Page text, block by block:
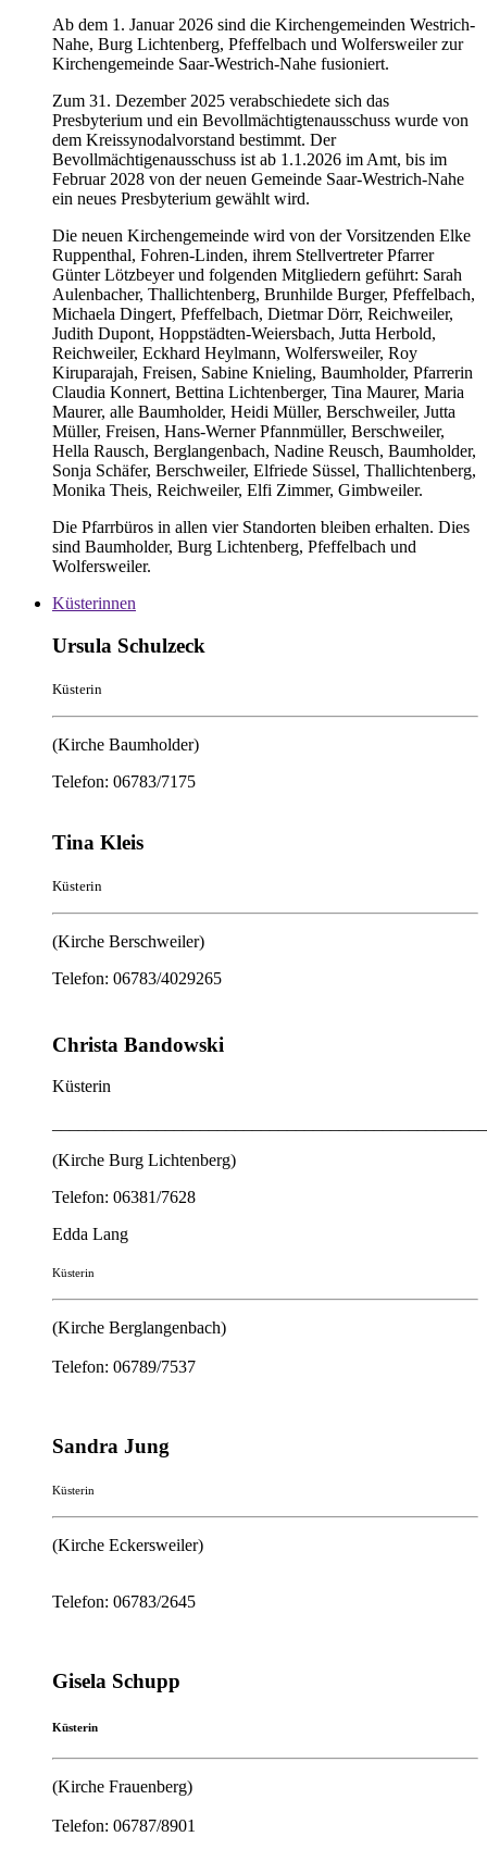
Ab dem 1. Januar 2026 sind die Kirchengemeinden Westrich-
Nahe, Burg Lichtenberg, Pfeffelbach und Wolfersweiler zur
Kirchengemeinde Saar-Westrich-Nahe fusioniert.
Zum 31. Dezember 2025 verabschiedete sich das
Presbyterium und ein Bevollmächtigtenausschuss wurde von
dem Kreissynodalvorstand bestimmt. Der
Bevollmächtigenausschuss ist ab 1.1.2026 im Amt, bis im
Februar 2028 von der neuen Gemeinde Saar-Westrich-Nahe
ein neues Presbyterium gewählt wird.
Die neuen Kirchengemeinde wird von der Vorsitzenden Elke
Ruppenthal, Fohren-Linden, ihrem Stellvertreter Pfarrer
Günter Lötzbeyer und folgenden Mitgliedern geführt: Sarah
Aulenbacher, Thallichtenberg, Brunhilde Burger, Pfeffelbach,
Michaela Dingert, Pfeffelbach, Dietmar Dörr, Reichweiler,
Judith Dupont, Hoppstädten-Weiersbach, Jutta Herbold,
Reichweiler, Eckhard Heylmann, Wolfersweiler, Roy
Kiruparajah, Freisen, Sabine Knieling, Baumholder, Pfarrerin
Claudia Konnert, Bettina Lichtenberger, Tina Maurer, Maria
Maurer, alle Baumholder, Heidi Müller, Berschweiler, Jutta
Müller, Freisen, Hans-Werner Pfannmüller, Berschweiler,
Hella Rausch, Berglangenbach, Nadine Reusch, Baumholder,
Sonja Schäfer, Berschweiler, Elfriede Süssel, Thallichtenberg,
Monika Theis, Reichweiler, Elfi Zimmer, Gimbweiler.
Die Pfarrbüros in allen vier Standorten bleiben erhalten. Dies
sind Baumholder, Burg Lichtenberg, Pfeffelbach und
Wolfersweiler.
Küsterinnen
Ursula Schulzeck
Küsterin
(Kirche Baumholder)
Telefon: 06783/7175
Tina Kleis
Küsterin
(Kirche Berschweiler)
Telefon: 06783/4029265
Christa Bandowski
Küsterin
(Kirche Burg Lichtenberg)
Telefon: 06381/7628
Edda Lang
Küsterin
(Kirche Berglangenbach)
Telefon: 06789/7537
Sandra Jung
Küsterin
(Kirche Eckersweiler)
Telefon: 06783/2645
Gisela Schupp
Küsterin
(Kirche Frauenberg)
Telefon: 06787/8901